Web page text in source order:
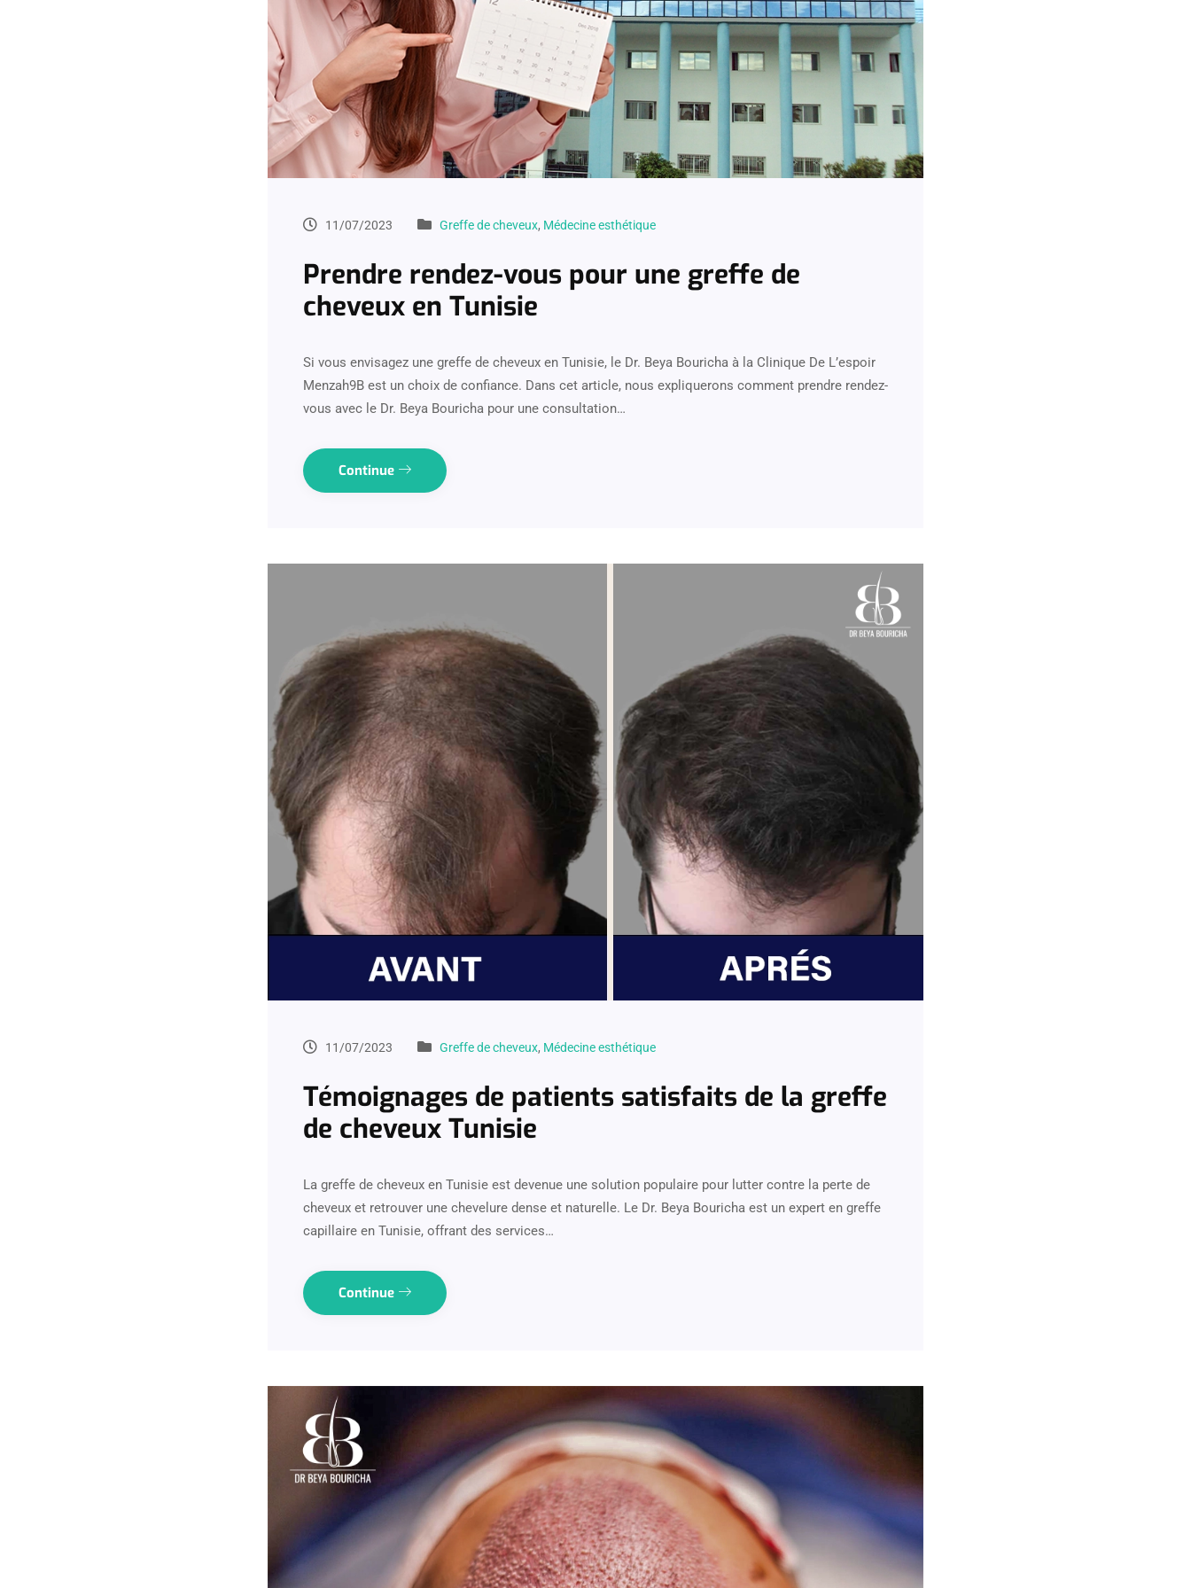
11/07/2023 Greffe de cheveux, Médecine esthétique
Prendre rendez-vous pour une greffe de
cheveux en Tunisie
Si vous envisagez une greffe de cheveux en Tunisie, le Dr. Beya Bouricha à la Clinique De L’espoir
Menzah9B est un choix de confiance. Dans cet article, nous expliquerons comment prendre rendez-
vous avec le Dr. Beya Bouricha pour une consultation…
Continue
11/07/2023 Greffe de cheveux, Médecine esthétique
Témoignages de patients satisfaits de la greffe
de cheveux Tunisie
La greffe de cheveux en Tunisie est devenue une solution populaire pour lutter contre la perte de
cheveux et retrouver une chevelure dense et naturelle. Le Dr. Beya Bouricha est un expert en greffe
capillaire en Tunisie, offrant des services…
Continue